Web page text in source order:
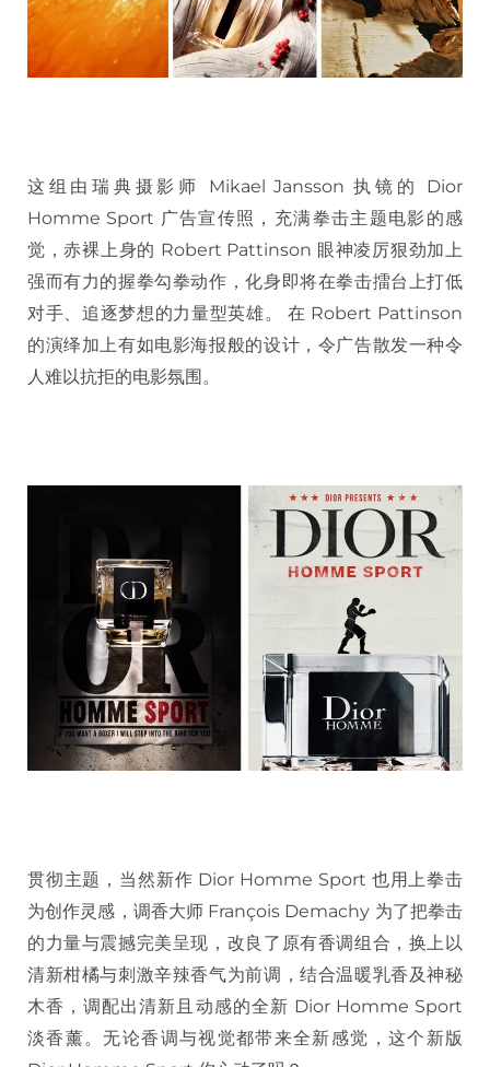
这组由瑞典摄影师 Mikael Jansson 执镜的 Dior
Homme Sport 广告宣传照，充满拳击主题电影的感
觉，赤裸上身的 Robert Pattinson 眼神凌厉狠劲加上
强而有力的握拳勾拳动作，化身即将在拳击擂台上打低
对手、追逐梦想的力量型英雄。 在 Robert Pattinson
的演绎加上有如电影海报般的设计，令广告散发一种令
人难以抗拒的电影氛围。
贯彻主题，当然新作 Dior Homme Sport 也用上拳击
为创作灵感，调香大师 François Demachy 为了把拳击
的力量与震撼完美呈现，改良了原有香调组合，换上以
清新柑橘与刺激辛辣香气为前调，结合温暖乳香及神秘
木香，调配出清新且动感的全新 Dior Homme Sport
淡香薰。无论香调与视觉都带来全新感觉，这个新版